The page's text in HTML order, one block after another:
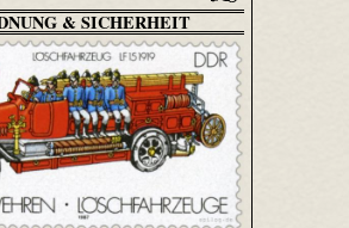
& SICHERHEIT